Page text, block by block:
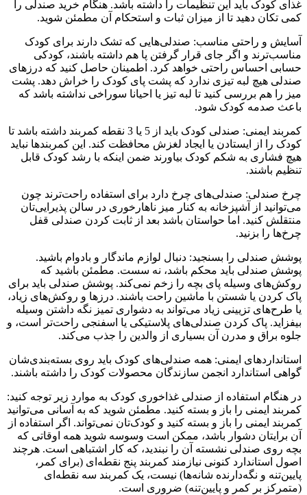
غذای کودک باید این تنظیمات را داشته باشد. هنگام خرید صندلی را
کمی تکان دهید تا از میزان ثبات و استحکام آن مطمئن شوید.
آسایش و راحتی مناسب: صندلی‌هایی که تشک دارند برای کودک
مناسب‌ترند و اگر جای قرار گرفتن پا هم داشته باشند، کودکی
حسابی احساس راحتی خواهد کرد. اطمینان حاصل کنید که درزهای
صندلی هیچ لبه تیزی ندارد که پشت پای کودک را خراش دهد. پشت
میز را هم بررسی کنید تا لبه تیز یا احیانا سوراخی نداشته باشد که
باعث صدمه کودک شود.
کمربند ایمنی: صندلی کودک باید از 5 یا 3 نقطه کمربند داشته باشد تا
کودک را از ایستادن یا ایجاد لغزش محافظت کند. این کمربندها نباید
هیچ فشاری به شکم کودک بیاورند ضمن اینکه با رشد کودک قابل
تنظیم باشند.
چرخ صندلی: صندلی‌های چرخ دارد برای استفاده راحت‌ترند چون
می‌توانید از آشپزخانه به کنار میز ناهارخوری در سالن پذیرایی‌تان
منتقلش کنید. اما حواستان باشد بعد از ثابت کردن صندلی قفل
چرخ‌ها را بزنید.
پوشش صندلی را بسنجید: دنبال لوازم ماندگار و بادوام باشید.
پوشش صندلی باید محکم باشد، نه سست. مطمئن باشید که
روکش‌های وسیله پای بچه را زخم نمی‌کند. پوشش صندلی باید برای
پاک کردن یا شستن با ماشین راحت باشند. درزها و روکش‌های زیاد،
یا طرح‌های تزیینی زیاد می‌تواند به دشواری تمیز نگه داشتن وسیله
بیفزاید. پاک کردن صندلی‌های پلاستیکی یا اسفنجی راحت‌تر است، و
جلوه براق و مدرن آن بسیاری از والدین را جذب می‌کند.
استانداردهای ایمنی: همه صندلی‌های کودک باید روی بسته‌بندی‌شان
گواهی استاندارد انجمن سازندگان محصولات کودک را داشته باشند.
در هنگام استفاده از صندلی غذاخوری کودک به موارد زیر توجه کنید:
کمربند ایمنی را باز و بسته کنید. مطمئن شوید که به آسانی می‌توانید
کمربند ایمنی را باز و بسته کنید و کودک‌تان نمی‌تواند. اگر استفاده از
آن برایتان دشوار باشد، ممکن است وسوسه شوید همه اوقاتی که
بچه روی صندلی نشسته آن را نبندید، که کار اشتباهی است. هرچند
اصول استاندارد کنونی نیازمند کمربند پنج نقطه‌ای (برای کمر،
پایین‌تنه و نگه‌دارنده شانه‌ها) نیست، یک کمربند سه نقطه‌ای
(متمرکز بر کمر و پایین‌تنه) ضروری است.